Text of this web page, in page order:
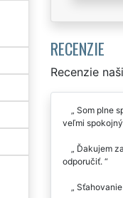
RECENZIE
Recenzie
Som plne
veľmi
Ďakujem
odporučiť.